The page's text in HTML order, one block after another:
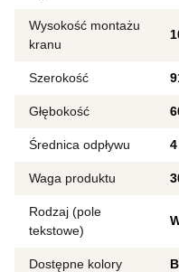
Wysokość montażu
kranu
Szerokość
Głębokość
Średnica odpływu
Waga produktu
Rodzaj (pole
tekstowe)
Dostępne kolory